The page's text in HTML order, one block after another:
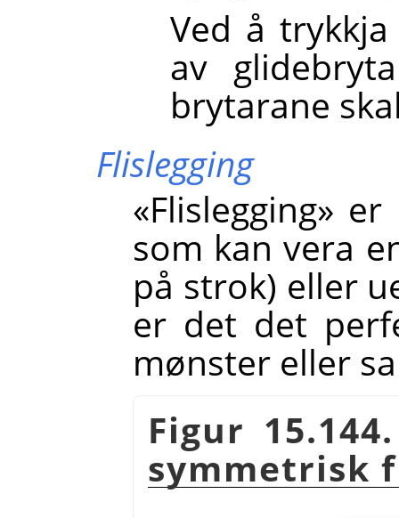
Ved å
av
brytarane
Flislegging
«Flislegging»
som kan vera
på strok) eller
er det det
mønster eller
Figur
symmetrisk